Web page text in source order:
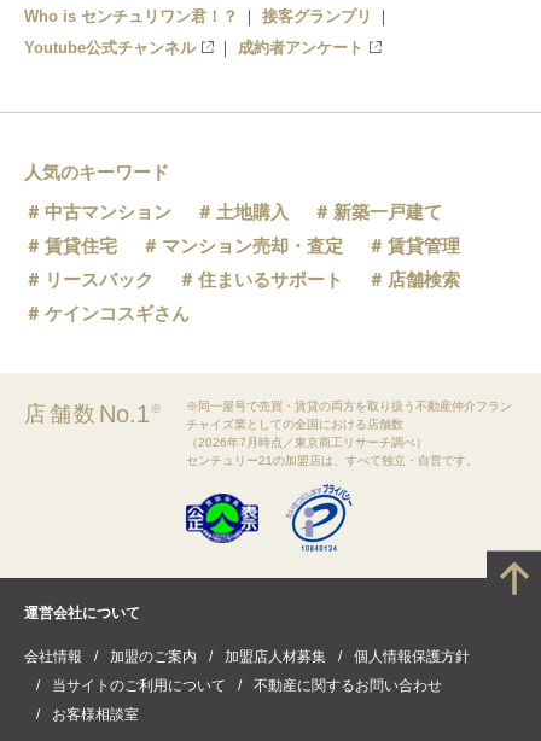
Who is センチュリワン君！？
接客グランプリ
Youtube公式チャンネル
成約者アンケート
人気のキーワード
中古マンション
土地購入
新築一戸建て
賃貸住宅
マンション売却・査定
賃貸管理
リースバック
住まいるサポート
店舗検索
ケインコスギさん
店舗数 No.1※
※同一屋号で売買・賃貸の両方を取り扱う不動産仲介フラン
チャイズ業としての全国における店舗数
（2026年7月時点／東京商工リサーチ調べ）
センチュリー21の加盟店は、すべて独立・自営です。
運営会社について
会社情報 加盟のご案内 加盟店人材募集
個人情報保護方針
当サイトのご利用について
不動産に関するお問い合わせ
お客様相談室